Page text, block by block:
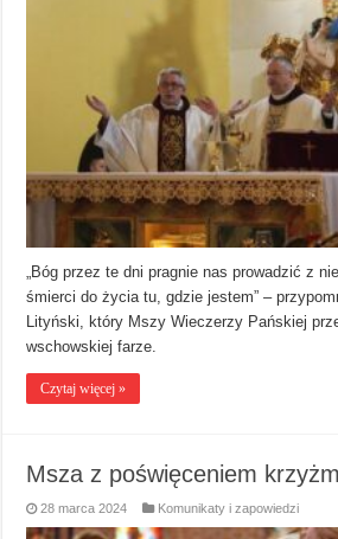
„Bóg przez te dni pragnie nas prowadzić z
śmierci do życia tu, gdzie jestem” –
Lityński, który Mszy Wieczerzy Pańskiej
wschowskiej farze.
Czytaj więcej »
Msza z poświęceniem
28 marca 2024 Komunikaty i zapowiedzi